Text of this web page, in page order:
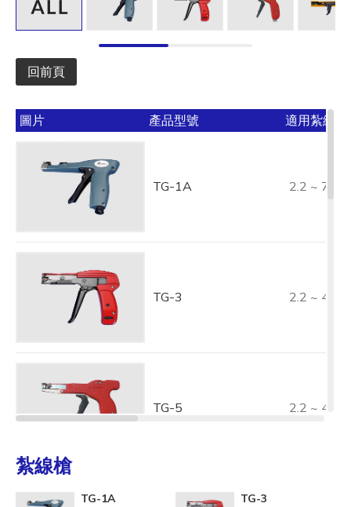
回前頁
圖片 產品型號 適用紮線
TG-1A 2.2 ~ 7.0
TG-3 2.2 ~ 4.8
TG-5 2.2 ~ 4.8
紮線槍
TG-1A
TG-3